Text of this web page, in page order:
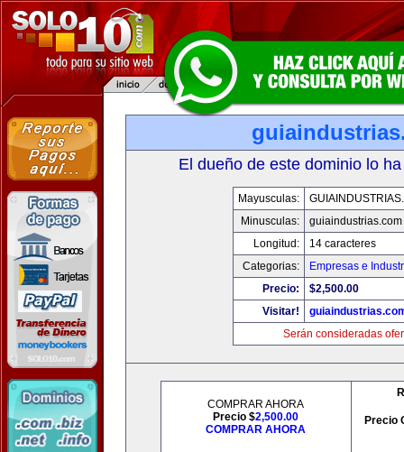
El dueño de este dominio lo
Mayusculas:
Minusculas:
guiaindustrias.com
Longitud:
14 caracteres
Categorias:
Empresas e
Precio:
$2,500.00
Visitar!
Serán consideradas
COMPRAR AHORA
Precio $2,500.00
COMPRAR AHORA
Precio